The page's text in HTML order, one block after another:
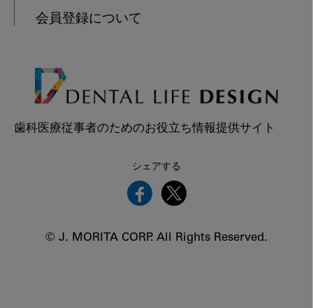
会員登録について
歯科医療従事者のためのお役立ち情報提供サイト
シェアする
© J. MORITA CORP. All Rights Reserved.